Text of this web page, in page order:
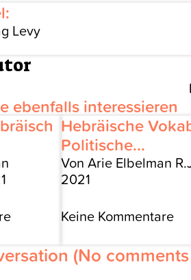
Levy
ebenfalls interessieren
Hebräische
Politische...
Von Arie Elbelman R.
2021
Keine Kommentare
(No